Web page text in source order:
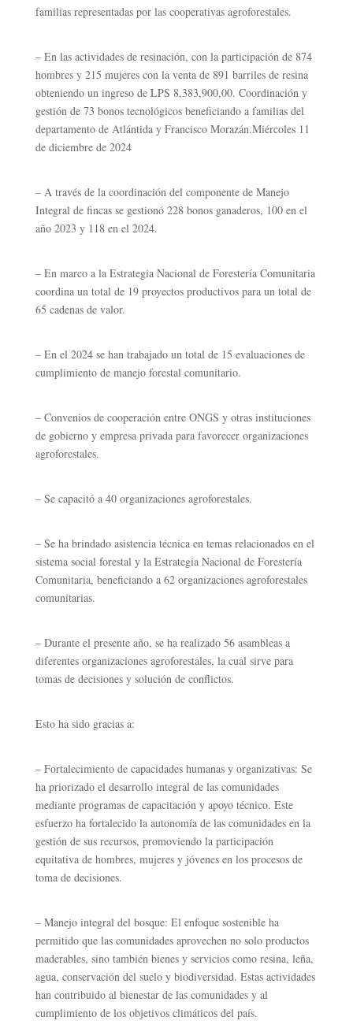
familias representadas por las cooperativas agroforestales.
–En las actividades de resinación, con la participación de 874
hombres y 215 mujeres con la venta de 891 barriles de resina
obteniendo un ingreso de LPS 8,383,900,00. Coordinación y
gestión de 73 bonos tecnológicos beneficiando a familias del
departamento de Atlántida y Francisco Morazán.Miércoles 11
de diciembre de 2024
–A través de la coordinación del componente de Manejo
Integral de fincas se gestionó 228 bonos ganaderos, 100 en el
año 2023 y 118 en el 2024.
–En marco a la Estrategia Nacional de Forestería Comunitaria
coordina un total de 19 proyectos productivos para un total de
65 cadenas de valor.
–En el 2024 se han trabajado un total de 15 evaluaciones de
cumplimiento de manejo forestal comunitario.
–Convenios de cooperación entre ONGS y otras instituciones
de gobierno y empresa privada para favorecer organizaciones
agroforestales.
–Se capacitó a 40 organizaciones agroforestales.
–Se ha brindado asistencia técnica en temas relacionados en el
sistema social forestal y la Estrategia Nacional de Forestería
Comunitaria, beneficiando a 62 organizaciones agroforestales
comunitarias.
–Durante el presente año, se ha realizado 56 asambleas a
diferentes organizaciones agroforestales, la cual sirve para
tomas de decisiones y solución de conflictos.
Esto ha sido gracias a:
–Fortalecimiento de capacidades humanas y organizativas: Se
ha priorizado el desarrollo integral de las comunidades
mediante programas de capacitación y apoyo técnico. Este
esfuerzo ha fortalecido la autonomía de las comunidades en la
gestión de sus recursos, promoviendo la participación
equitativa de hombres, mujeres y jóvenes en los procesos de
toma de decisiones.
–Manejo integral del bosque: El enfoque sostenible ha
permitido que las comunidades aprovechen no solo productos
maderables, sino también bienes y servicios como resina, leña,
agua, conservación del suelo y biodiversidad. Estas actividades
han contribuido al bienestar de las comunidades y al
cumplimiento de los objetivos climáticos del país.